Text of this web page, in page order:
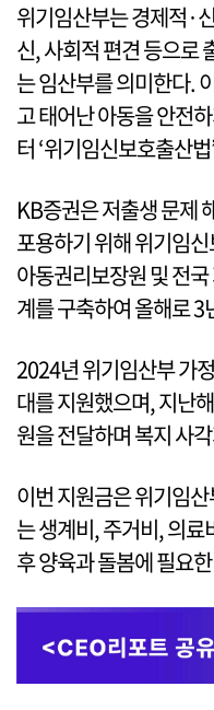
위기임산부는 경제적·
신, 사회적 편견 등으로
는 임산부를 의미한다.
고 태어난 아동을 안전
터 ‘위기임신보호출산
KB증권은 저출생 문제
포용하기 위해 위기임
아동권리보장원 및 전
계를 구축하여 올해로
2024년 위기임산부 가
대를 지원했으며, 지난
원을 전달하며 복지 사
이번 지원금은 위기임
는 생계비, 주거비, 의료
후 양육과 돌봄에 필요